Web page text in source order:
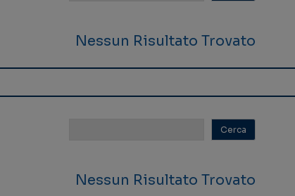
Nessun Risultato Trovato
Nessun Risultato Trovato